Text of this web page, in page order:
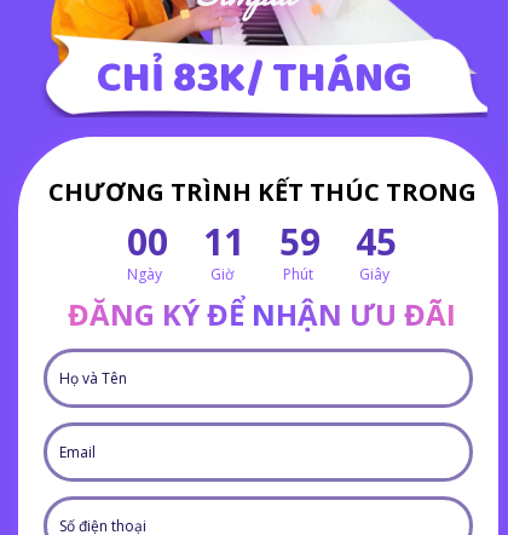
CHƯƠNG TRÌNH KẾT THÚC TRONG
ĐĂNG KÝ ĐỂ NHẬN ƯU ĐÃI
00 11 59 45
Ngày Giờ Phút Giây
CHỈ 83K/ THÁNG